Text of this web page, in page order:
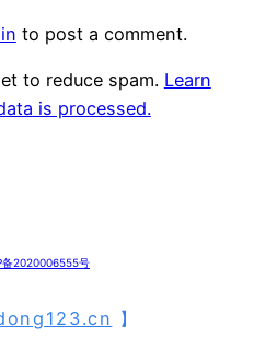
to post a comment.
to reduce spam. Learn
is processed.
备2020006555号
】